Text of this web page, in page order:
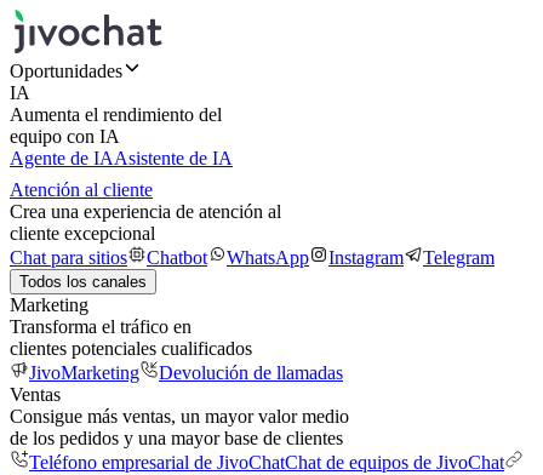
Oportunidades
IA
Aumenta el rendimiento del
equipo con IA
Agente de IAAsistente de IA
Atención al cliente
Crea una experiencia de atención al
cliente excepcional
Chat para sitios
Chatbot WhatsApp Instagram Telegram
Todos los canales
Marketing
Transforma el tráfico en
clientes potenciales cualificados
JivoMarketing
Devolución de llamadas
Ventas
Consigue más ventas, un mayor valor medio
de los pedidos y una mayor base de clientes
Teléfono empresarial de JivoChatChat de equipos de JivoChat